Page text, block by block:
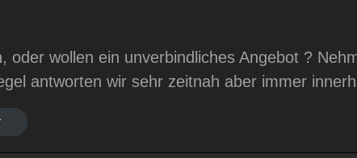
oder wollen ein unverbindliches Angebot ?
antworten wir sehr zeitnah aber immer